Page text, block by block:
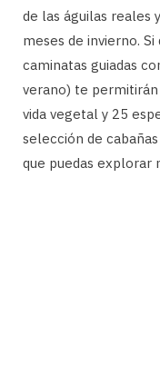
de las águilas reales
meses de invierno.
caminatas guiadas
verano) te
vida vegetal y 25
selección de
que puedas explorar